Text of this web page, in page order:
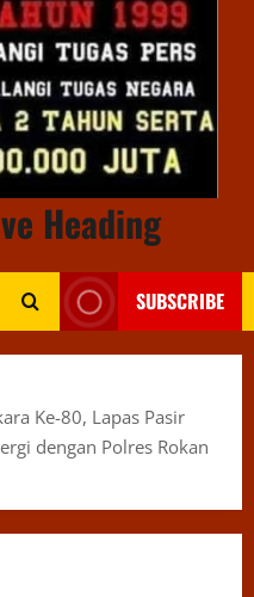
Heading
SUBSCRIBE
Ke-80, Lapas Pasir
dengan Polres Rokan